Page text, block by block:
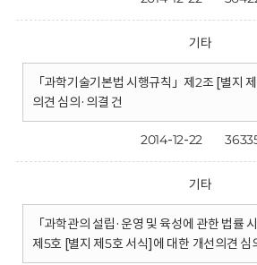
기타
「과학기술기본법 시행규칙」제2조 [별지
의견 심의·의결 건
2014-12-22
기타
「과학관의 설립·운영 및 육성에 관한 법률
제5호 [별지 제5호 서식]에 대한 개선의견 심